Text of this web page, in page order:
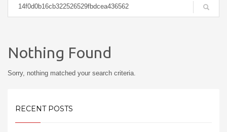
Nothing Found
Sorry, nothing matched your search criteria.
RECENT POSTS